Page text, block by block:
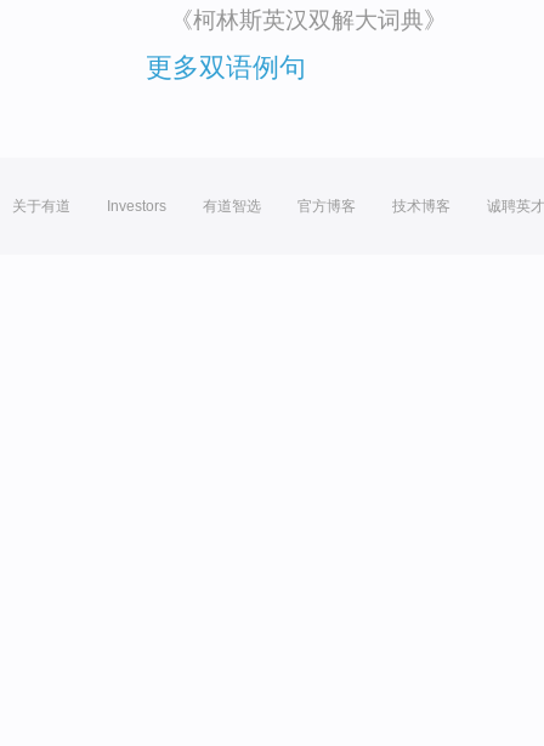
《柯林斯英汉双解大词典》
更多双语例句
关于有道 Investors 有道智选 官方博客 技术博客 诚聘英才